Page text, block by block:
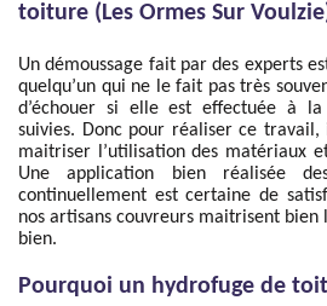
toiture (Les Ormes Sur
Un démoussage fait par des experts
quelqu’un qui ne le fait pas très
d’échouer si elle est effectuée à
suivies. Donc pour réaliser ce
maitriser l’utilisation des matériaux
Une application bien réalisée
continuellement est certaine de
nos artisans couvreurs maitrisent
bien.
Pourquoi un hydrofuge de